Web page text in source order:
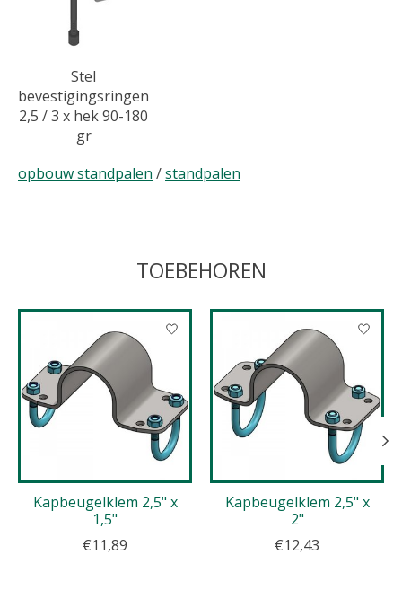
Stel
bevestigingsringen
2,5 / 3 x hek 90-180
gr
opbouw standpalen /standpalen
TOEBEHOREN
Items van productcarrousel
Kapbeugelklem 2,5" x
1,5"
€11,89
Kapbeugelklem 2,5" x
2"
€12,43